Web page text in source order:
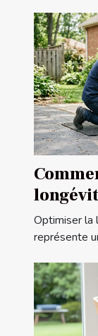
Optimiser la
représente